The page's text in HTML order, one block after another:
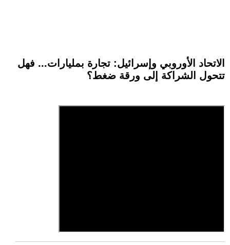
الاتحاد الأوروبي وإسرائيل: تجارة بمليارات... فهل
تتحول الشراكة إلى ورقة ضغط؟